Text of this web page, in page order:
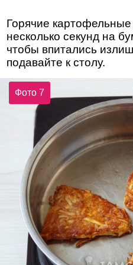
Горячие
несколько секунд на
чтобы впитались
подавайте к столу.
Фото 7